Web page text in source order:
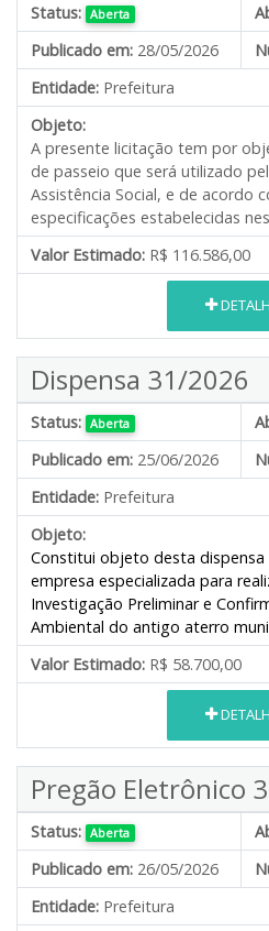
Status: Aberta
Publicado em: 28/05/2026
Entidade: Prefeitura
Objeto:
A presente licitação tem por
de passeio que será utilizado
Assistência Social, e de acordo
especificações estabelecidas
Valor Estimado: R$ 116.586,00
Dispensa 31/2026
Status: Aberta
Publicado em: 25/06/2026
Entidade: Prefeitura
Objeto:
Constitui objeto desta
empresa especializada para
Investigação Preliminar e
Ambiental do antigo aterro
Valor Estimado: R$ 58.700,00
Pregão Eletrônico
Status: Aberta
Publicado em: 26/05/2026
Entidade: Prefeitura